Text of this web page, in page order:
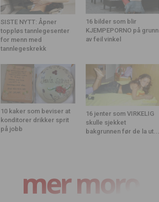
SISTE NYTT: Åpner
toppløs tannlegesenter
for menn med
tannlegeskrekk
16 bilder som blir
KJEMPEPORNO på grunn
av feil vinkel
10 kaker som beviser at
konditorer drikker sprit
på jobb
16 jenter som VIRKELIG
skulle sjekket
bakgrunnen før de la ut...
mer moro